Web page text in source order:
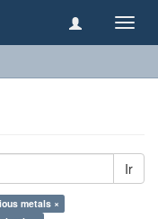
Ir
metals ×